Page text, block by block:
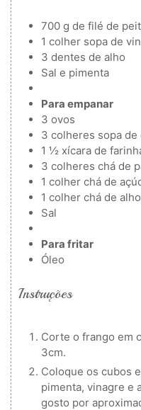
700 g de filé de
1 colher sopa de
3 dentes de alho
Sal e pimenta
Para empanar
3 ovos
3 colheres sopa
1 ½ xícara de
3 colheres chá de
1 colher chá de
1 colher chá de
Sal
Para fritar
Óleo
Instruções
Corte o frango em
3cm.
Coloque os cubos
pimenta, vinagre e
gosto por